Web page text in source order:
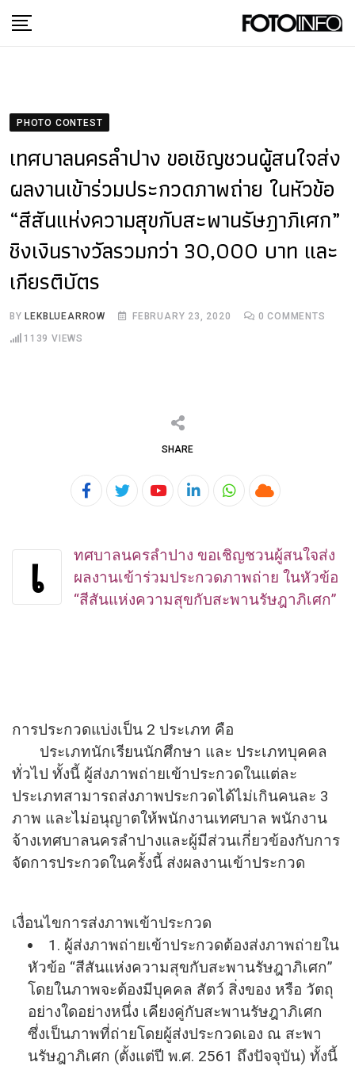
to
PHOTO CONTEST
เทศบาลนครลำปาง ขอเชิญชวนผู้สนใจส่ง
ผลงานเข้าร่วมประกวดภาพถ่าย ในหัวข้อ
“สีสันแห่งความสุขกับสะพานรัษฎาภิเศก”
ชิงเงินรางวัลรวมกว่า 30,000 บาท และ
เกียรติบัตร
BYLEKBLUEARROW FEBRUARY 23, 2020 0 COMMENTS
1139 VIEWS
SHARE
YoutubeLinkedInWhatsapp
Cloud
เ
ทศบาลนครลำปาง ขอเชิญชวนผู้สนใจส่ง
ผลงานเข้าร่วมประกวดภาพถ่าย ในหัวข้อ
“สีสันแห่งความสุขกับสะพานรัษฎาภิเศก”
การประกวดแบ่งเป็น 2 ประเภท คือ
ประเภทนักเรียนนักศึกษา และ ประเภทบุคคล
ทั่วไป ทั้งนี้ ผู้ส่งภาพถ่ายเข้าประกวดในแต่ละ
ประเภทสามารถส่งภาพประกวดได้ไม่เกินคนละ 3
ภาพ และไม่อนุญาตให้พนักงานเทศบาล พนักงาน
จ้างเทศบาลนครลำปางและผู้มีส่วนเกี่ยวข้องกับการ
จัดการประกวดในครั้งนี้ ส่งผลงานเข้าประกวด
เงื่อนไขการส่งภาพเข้าประกวด
1. ผู้ส่งภาพถ่ายเข้าประกวดต้องส่งภาพถ่ายใน
หัวข้อ “สีสันแห่งความสุขกับสะพานรัษฎาภิเศก”
โดยในภาพจะต้องมีบุคคล สัตว์ สิ่งของ หรือ วัตถุ
อย่างใดอย่างหนึ่ง เคียงคู่กับสะพานรัษฎาภิเศก
ซึ่งเป็นภาพที่ถ่ายโดยผู้ส่งประกวดเอง ณ สะพา
นรัษฎาภิเศก (ตั้งแต่ปี พ.ศ. 2561 ถึงปัจจุบัน) ทั้งนี้